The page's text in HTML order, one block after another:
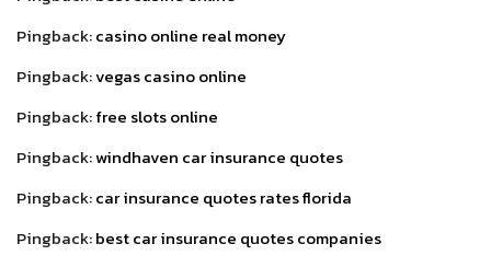
Pingback:casino online real money
Pingback:vegas casino online
Pingback:free slots online
Pingback:windhaven car insurance quotes
Pingback:car insurance quotes rates florida
Pingback:best car insurance quotes companies